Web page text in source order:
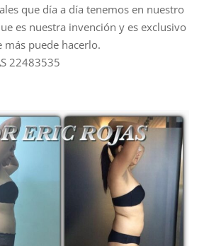
que día a día tenemos en nuestro
es nuestra invención y es exclusivo
más puede hacerlo.
22483535